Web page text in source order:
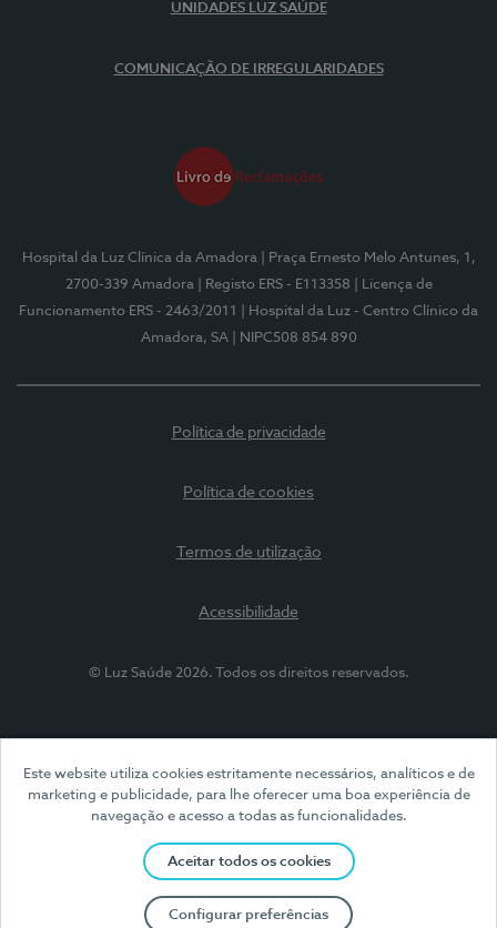
Este website utiliza cookies estritamente necessários, analíticos e de
marketing e publicidade, para lhe oferecer uma boa experiência de
navegação e acesso a todas as funcionalidades.
Aceitar todos os cookies
Configurar preferências
UNIDADES LUZ SAÚDE
COMUNICAÇÃO DE IRREGULARIDADES
Hospital da Luz Clínica da Amadora
| Praça Ernesto Melo Antunes, 1,
2700-339 Amadora
| Registo ERS - E113358
| Licença de
Funcionamento ERS - 2463/2011
| Hospital da Luz - Centro Clínico da
Amadora, SA
| NIPC508 854 890
Política de privacidade
Política de cookies
Termos de utilização
Acessibilidade
© Luz Saúde 2026. Todos os direitos reservados.